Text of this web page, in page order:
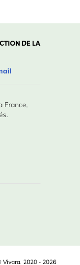
DE LA
France,
Vivara, 2020 - 2026